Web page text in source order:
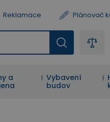
Reklamace Plánovač
a
Vybavení
budov